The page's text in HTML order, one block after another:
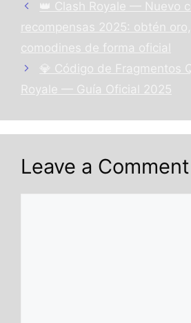
👑 Clash Royale — Nuevo
recompensas 2025: obtén
comodines de forma oficial
💎 Código de Fragmentos
Royale — Guía Oficial 2025
Leave a Comment